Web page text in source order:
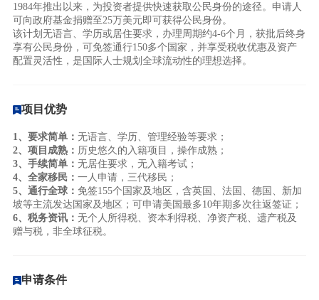
1984年推出以来，为投资者提供快速获取公民身份的途径。申请人
可向政府基金捐赠至25万美元即可获得公民身份。
该计划无语言、学历或居住要求，办理周期约4-6个月，获批后终身
享有公民身份，可免签通行150多个国家，并享受税收优惠及资产
配置灵活性，是国际人士规划全球流动性的理想选择。
项目优势
1、要求简单： 无语言、学历、管理经验等要求；
2、项目成熟： 历史悠久的入籍项目，操作成熟；
3、手续简单： 无居住要求，无入籍考试；
4、全家移民： 一人申请，三代移民；
5、通行全球： 免签155个国家及地区，含英国、法国、德国、新加
坡等主流发达国家及地区；可申请美国最多10年期多次往返签证；
6、税务资讯： 无个人所得税、资本利得税、净资产税、遗产税及
赠与税，非全球征税。
申请条件